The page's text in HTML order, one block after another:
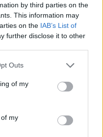
by third parties on the
This information may
on the IAB’s List of
further disclose it to other
Outs
of my
my